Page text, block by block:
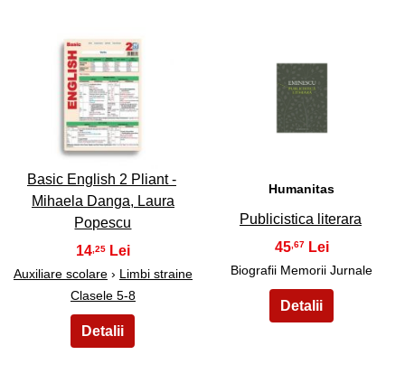
3
Basic English 2 Pliant -
Mihaela Danga, Laura
Popescu
14 ,25
Auxiliare scolare› Limbi straine
Clasele 5-8
Humanitas
Publicistica literara
45,67
Biografii Memorii Jurnale